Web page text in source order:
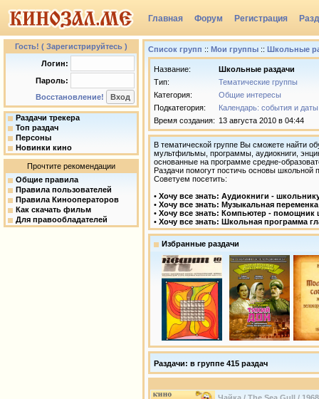
Главная Форум Регистрация
Группы
Гость! ( Зарегистрируйтесь )
Логин:
Пароль:
Восстановление!
Раздачи трекера
Топ раздач
Персоны
Новинки кино
Прочтите рекомендации
Общие правила
Правила пользователей
Правила Кинооператоров
Как скачать фильм
Для правообладателей
Список групп :: Мои группы :: Школьные
Название:
Школьные раздачи
Тип:
Тематические группы
Категория:
Общие интересы
Подкатегория:
Календарь: события и даты
Время создания: 13 августа 2010 в 04:44
В тематической группе Вы сможете найти
мультфильмы, программы, аудиокниги,
основанные на программе средне-
Раздачи помогут постичь основы школьной
Советуем посетить:
• Хочу все знать: Аудиокниги -
• Хочу все знать: Музыкальная переменка
• Хочу все знать: Компьютер - помощник
• Хочу все знать: Школьная программа
Избранные раздачи
Раздачи: в группе 415 раздач